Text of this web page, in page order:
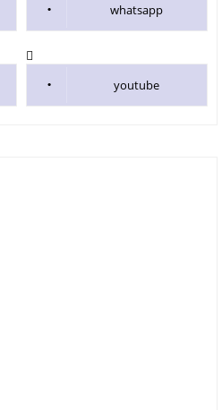
whatsapp
youtube